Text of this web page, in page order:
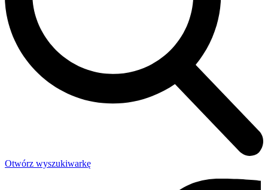
Otwórz wyszukiwarkę